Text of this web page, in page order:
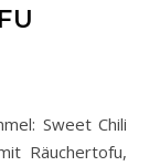
Räuchertofu,